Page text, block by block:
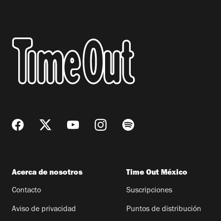
Acerca de nosotros
Contacto
Aviso de privacidad
Time Out México
Suscripciones
Puntos de distribución